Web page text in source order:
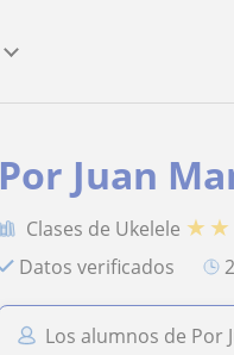
Por Juan
Clases de Ukelele ★ ★
Datos verificados
Los alumnos de Por